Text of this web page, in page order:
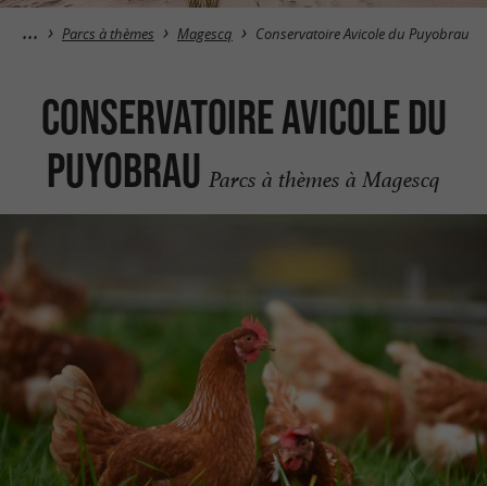
Parcs à thèmes Magescq Conservatoire Avicole du Puyobrau
Conservatoire Avicole du
Puyobrau Parcs à thèmes à Magescq